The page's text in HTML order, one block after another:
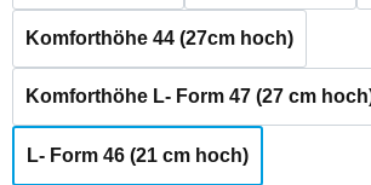
Komforthöhe 44 (27cm hoch)
Komforthöhe L- Form 47 (27 cm
L- Form 46 (21 cm hoch)